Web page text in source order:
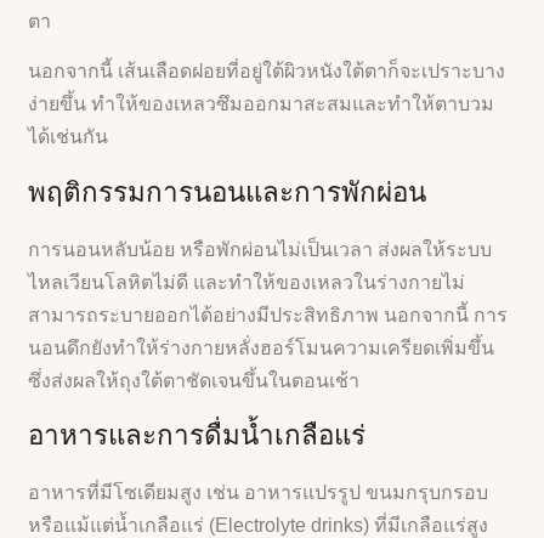
ตา
นอกจากนี้ เส้นเลือดฝอยที่อยู่ใต้ผิวหนังใต้ตาก็จะเปราะบาง
ง่ายขึ้น ทำให้ของเหลวซึมออกมาสะสมและทำให้ตาบวม
ได้เช่นกัน
พฤติกรรมการนอนและการพักผ่อน
การนอนหลับน้อย หรือพักผ่อนไม่เป็นเวลา ส่งผลให้ระบบ
ไหลเวียนโลหิตไม่ดี และทำให้ของเหลวในร่างกายไม่
สามารถระบายออกได้อย่างมีประสิทธิภาพ นอกจากนี้ การ
นอนดึกยังทำให้ร่างกายหลั่งฮอร์โมนความเครียดเพิ่มขึ้น
ซึ่งส่งผลให้ถุงใต้ตาชัดเจนขึ้นในตอนเช้า
อาหารและการดื่มน้ำเกลือแร่
อาหารที่มีโซเดียมสูง เช่น อาหารแปรรูป ขนมกรุบกรอบ
หรือแม้แต่น้ำเกลือแร่ (Electrolyte drinks) ที่มีเกลือแร่สูง